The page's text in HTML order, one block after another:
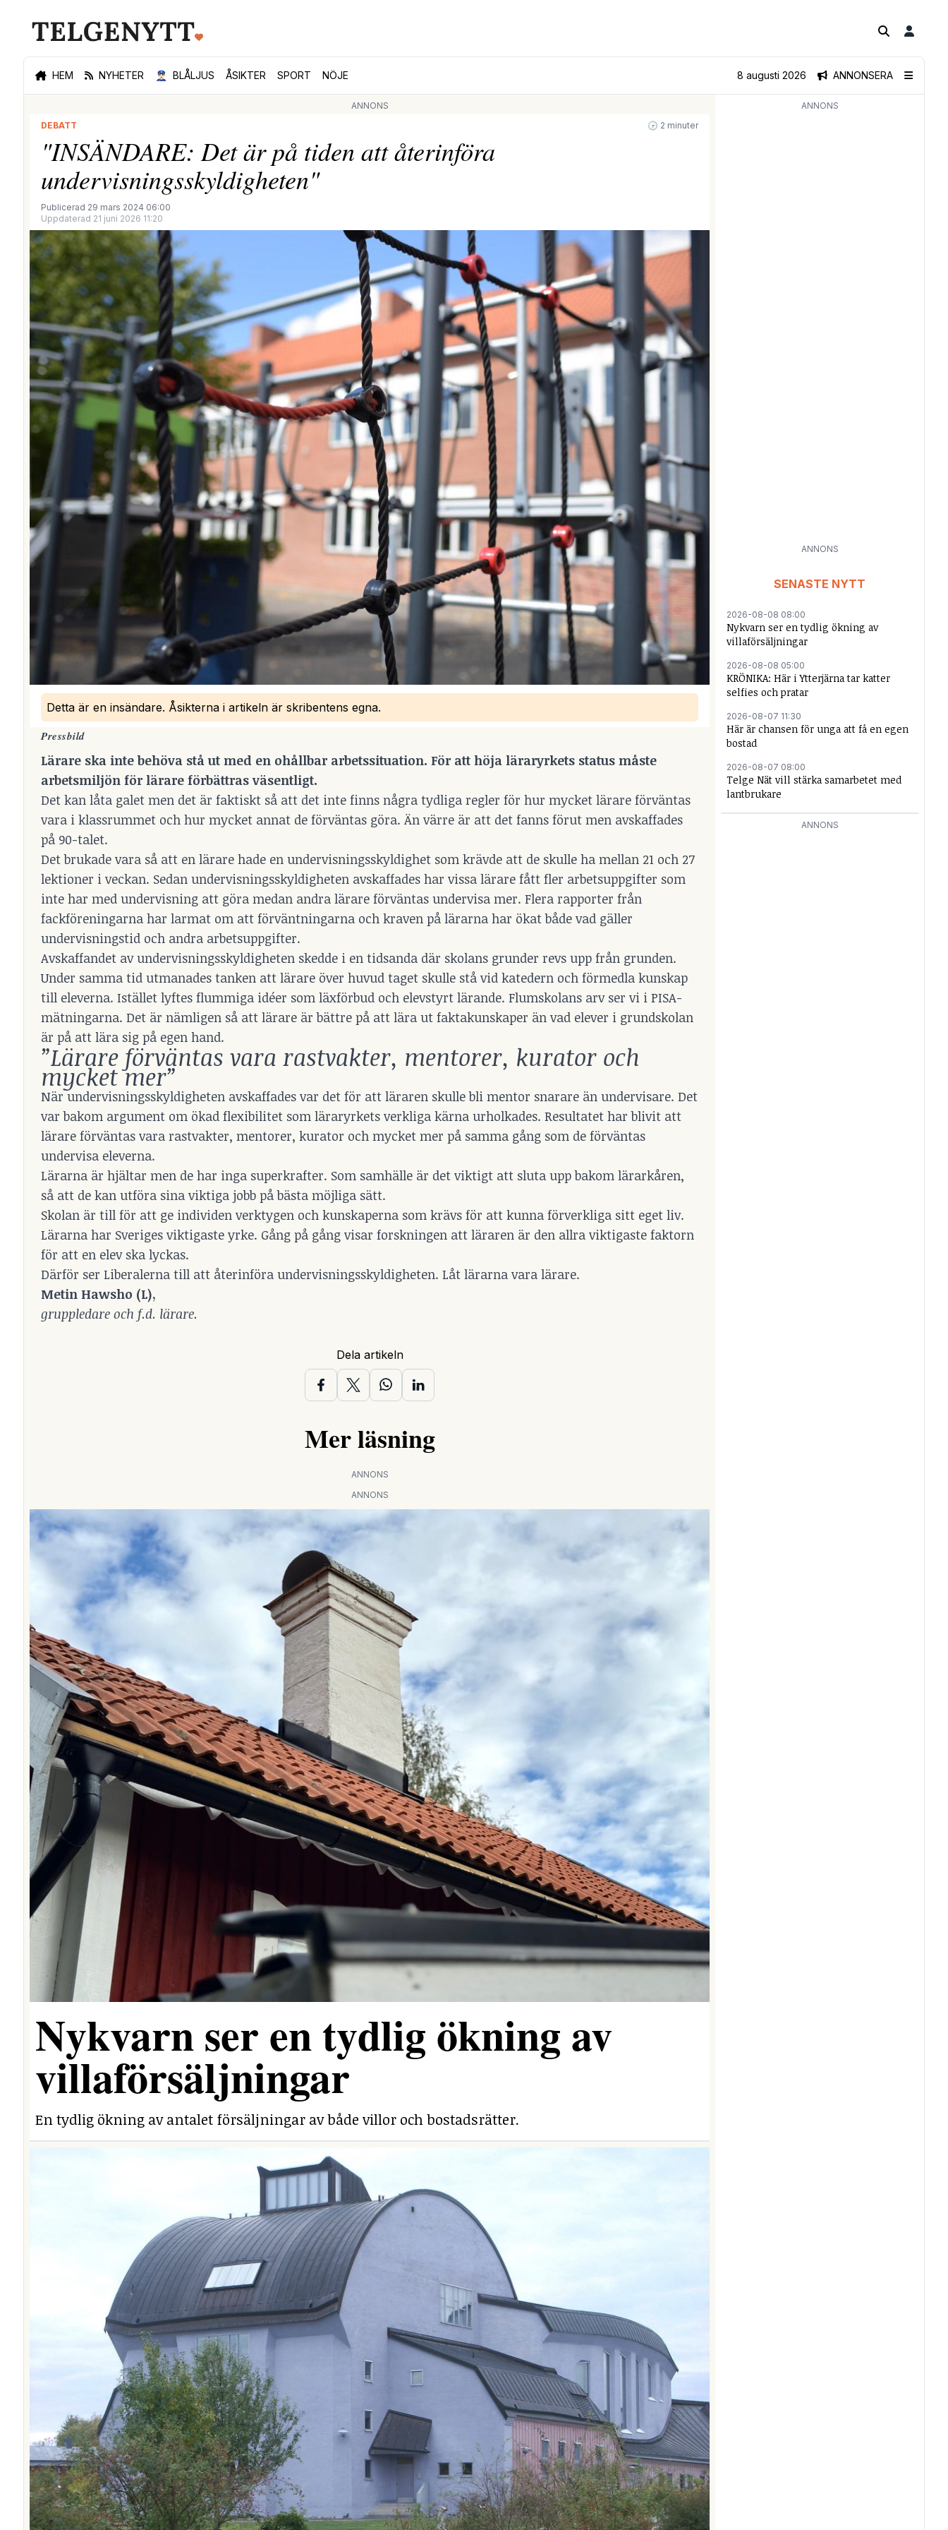
HEM NYHETER 👮🏻‍♂️ BLÅLJUS ÅSIKTER SPORT NÖJE ANNONSERA
8 augusti 2026
ANNONS
DEBATT
🕝 2 minuter
"INSÄNDARE: Det är på tiden att återinföra
undervisningsskyldigheten"
Publicerad 29 mars 2024 06:00
Uppdaterad 21 juni 2026 11:20
Detta är en insändare. Åsikterna i artikeln är skribentens egna.
Pressbild
Lärare ska inte behöva stå ut med en ohållbar arbetssituation. För att höja läraryrkets status måste
arbetsmiljön för lärare förbättras väsentligt.
Det kan låta galet men det är faktiskt så att det inte finns några tydliga regler för hur mycket lärare förväntas
vara i klassrummet och hur mycket annat de förväntas göra. Än värre är att det fanns förut men avskaffades
på 90-talet.
Det brukade vara så att en lärare hade en undervisningsskyldighet som krävde att de skulle ha mellan 21 och 27
lektioner i veckan. Sedan undervisningsskyldigheten avskaffades har vissa lärare fått fler arbetsuppgifter som
inte har med undervisning att göra medan andra lärare förväntas undervisa mer. Flera rapporter från
fackföreningarna har larmat om att förväntningarna och kraven på lärarna har ökat både vad gäller
undervisningstid och andra arbetsuppgifter.
Avskaffandet av undervisningsskyldigheten skedde i en tidsanda där skolans grunder revs upp från grunden.
Under samma tid utmanades tanken att lärare över huvud taget skulle stå vid katedern och förmedla kunskap
till eleverna. Istället lyftes flummiga idéer som läxförbud och elevstyrt lärande. Flumskolans arv ser vi i PISA-
mätningarna. Det är nämligen så att lärare är bättre på att lära ut faktakunskaper än vad elever i grundskolan
är på att lära sig på egen hand.
”Lärare förväntas vara rastvakter, mentorer, kurator och
mycket mer”
När undervisningsskyldigheten avskaffades var det för att läraren skulle bli mentor snarare än undervisare. Det
var bakom argument om ökad flexibilitet som läraryrkets verkliga kärna urholkades. Resultatet har blivit att
lärare förväntas vara rastvakter, mentorer, kurator och mycket mer på samma gång som de förväntas
undervisa eleverna.
Lärarna är hjältar men de har inga superkrafter. Som samhälle är det viktigt att sluta upp bakom lärarkåren,
så att de kan utföra sina viktiga jobb på bästa möjliga sätt.
Skolan är till för att ge individen verktygen och kunskaperna som krävs för att kunna förverkliga sitt eget liv.
Lärarna har Sveriges viktigaste yrke. Gång på gång visar forskningen att läraren är den allra viktigaste faktorn
för att en elev ska lyckas.
Därför ser Liberalerna till att återinföra undervisningsskyldigheten. Låt lärarna vara lärare.
Metin Hawsho (L),
gruppledare och f.d. lärare.
Dela artikeln
Mer läsning
ANNONS
ANNONS
Nykvarn ser en tydlig ökning av
villaförsäljningar
En tydlig ökning av antalet försäljningar av både villor och bostadsrätter.
ANNONS
ANNONS
SENASTE NYTT
2026-08-08 08:00
Nykvarn ser en tydlig ökning av
villaförsäljningar
2026-08-08 05:00
KRÖNIKA: Här i Ytterjärna tar katter
selfies och pratar
2026-08-07 11:30
Här är chansen för unga att få en egen
bostad
2026-08-07 08:00
Telge Nät vill stärka samarbetet med
lantbrukare
ANNONS